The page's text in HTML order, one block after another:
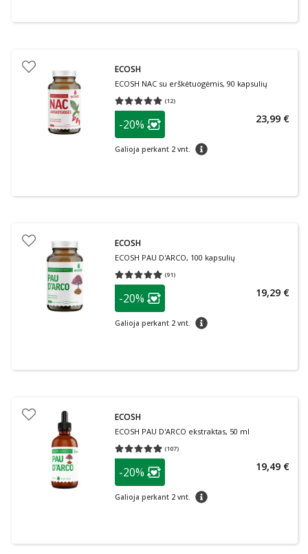
ECOSH
ECOSH NAC su erškėtuogėmis, 90 kapsulių
(12)
Vidutinis įvertinimas 5.00
patarimas
Lojalumo klubo narių nuolaida
-20%
Galioja perkant 2 vnt. patarimas
23,99 €
ECOSH
ECOSH PAU D'ARCO, 100 kapsulių
(91)
Vidutinis įvertinimas 4.99
patarimas
Lojalumo klubo narių nuolaida
-20%
Galioja perkant 2 vnt. patarimas
19,29 €
ECOSH
ECOSH PAU D'ARCO ekstraktas, 50 ml
(107)
Vidutinis įvertinimas 4.93
patarimas
Lojalumo klubo narių nuolaida
-20%
Galioja perkant 2 vnt. patarimas
19,49 €